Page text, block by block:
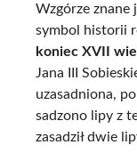
Wzgórze
symbol historii
koniec XVII
Jana III
uzasadniona,
sadzono lipy z
zasadził dwie